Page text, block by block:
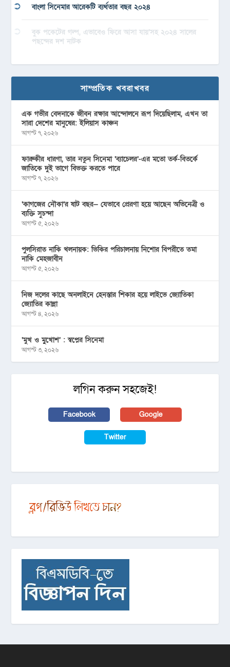
বাংলা সিনেমার আরেকটি ব্যর্থতার বছর ২০২৪
বুক পকেটের গল্প, এভাবেও ফিরে আসা যায়’সহ ২০২৪ সালের
পছন্দের দশ নাটক
সাম্প্রতিক খবরাখবর
এক গভীর বেদনাকে জীবন রক্ষার আন্দোলনে রূপ দিয়েছিলাম, এখন তা
সারা দেশের মানুষের: ইলিয়াস কাঞ্চন
আগস্ট ৭, ২০২৬
ফারুকীর ধারণা, তার নতুন সিনেমা ‘ব্যাচেলর’-এর মতো তর্ক-বিতর্কে
জাতিকে দুই ভাগে বিভক্ত করতে পারে
আগস্ট ৭, ২০২৬
‘কাগজের নৌকা’র ষাট বছর— যেভাবে প্রেরণা হয়ে আছেন অভিনেত্রী ও
ব্যক্তি সুচন্দা
আগস্ট ৫, ২০২৬
পুলসিরাত নাকি খলনায়ক: ভিকির পরিচালনায় নিশোর বিপরীতে তমা
নাকি মেহজাবীন
আগস্ট ৫, ২০২৬
নিজ দলের কাছে অনলাইনে হেনস্তার শিকার হয়ে লাইভে জ্যোতিকা
জ্যোতির কান্না
আগস্ট ৪, ২০২৬
‘মুখ ও মু্খোশ’ : স্বপ্নের সিনেমা
আগস্ট ৩, ২০২৬
লগিন করুন সহজেই!
Facebook Google
Twitter